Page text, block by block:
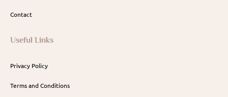
Contact
Useful Links
Privacy Policy
Terms and Conditions